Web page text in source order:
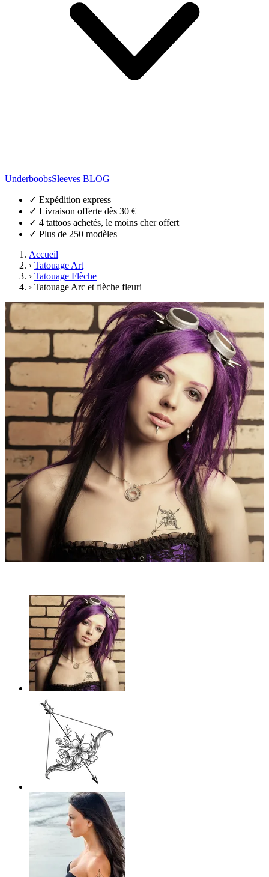
UnderboobsSleeves BLOG
✓ Expédition express
✓ Livraison offerte dès 30 €
✓ 4 tattoos achetés, le moins cher offert
✓ Plus de 250 modèles
Accueil
› Tatouage Art
› Tatouage Flèche
› Tatouage Arc et flèche fleuri